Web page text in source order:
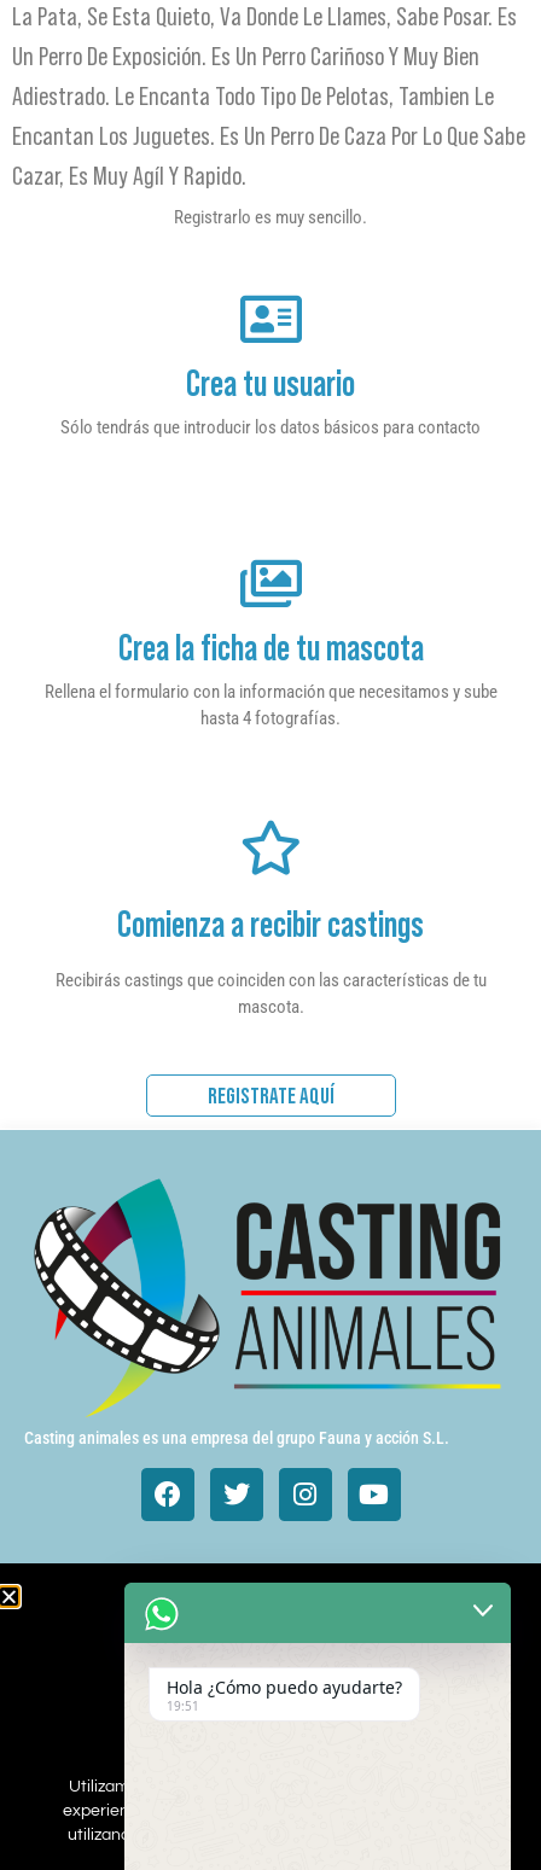
La Pata, Se Esta Quieto, Va Donde Le Llames, Sabe Posar. Es
Un Perro De Exposición. Es Un Perro Cariñoso Y Muy Bien
Adiestrado. Le Encanta Todo Tipo De Pelotas, Tambien Le
Encantan Los Juguetes. Es Un Perro De Caza Por Lo Que Sabe
Cazar, Es Muy Agíl Y Rapido.
Registrarlo es muy sencillo.
Crea tu usuario
Sólo tendrás que introducir los datos básicos para contacto
Crea la ficha de tu mascota
Rellena el formulario con la información que necesitamos y sube
hasta 4 fotografías.
Comienza a recibir castings
Recibirás castings que coinciden con las características de tu
mascota.
REGISTRATE AQUÍ
Casting animales es una empresa del grupo Fauna y acción S.L.
Animales de cine y TV
Gatos
Mamímeros Exóticos
Hola ¿Cómo puedo ayudarte?
19:51
Utilizamos cookies para asegurar que damos la mejor
experiencia al usuario en nuestro sitio web. Si continúa
utilizando este sitio asumiremos que está de acuerdo.